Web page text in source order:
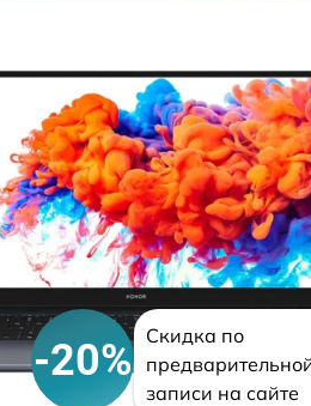
-20%
Скидка по
записи на сайте